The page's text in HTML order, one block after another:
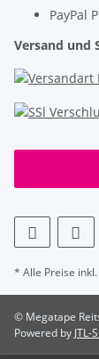
PayPal
Versand und
* Alle Preise
© Megatape
Powered by JTL-